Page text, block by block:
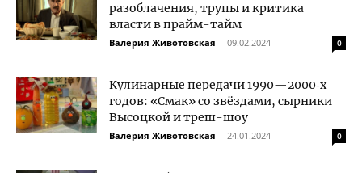
разоблачения, трупы и критика
власти в прайм-тайм
Валерия Животовская - 09.02.2024 0
Кулинарные передачи 1990—2000‑х
годов: «Смак» со звёздами, сырники
Высоцкой и треш-шоу
Валерия Животовская - 24.01.2024 0